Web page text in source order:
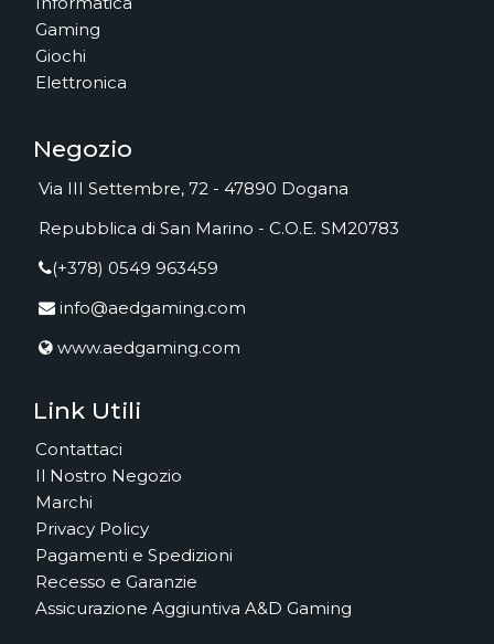
Gaming
Giochi
Elettronica
Negozio
Via III Settembre, 72 - 47890 Dogana
Repubblica di San Marino - C.O.E. SM20783
(+378) 0549 963459
info@aedgaming.com
www.aedgaming.com
Link Utili
Contattaci
Il Nostro Negozio
Marchi
Privacy Policy
Pagamenti e Spedizioni
Recesso e Garanzie
Assicurazione Aggiuntiva A&D Gaming